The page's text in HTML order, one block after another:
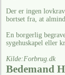
Der er ingen
bortset fra, at
En borgerlig
sygehuskapel eller
Kilde:Forbrug.dk
Bedemand